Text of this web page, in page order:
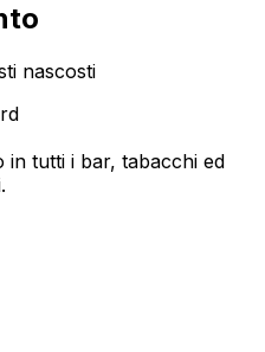
nascosti
in tutti i bar, tabacchi ed